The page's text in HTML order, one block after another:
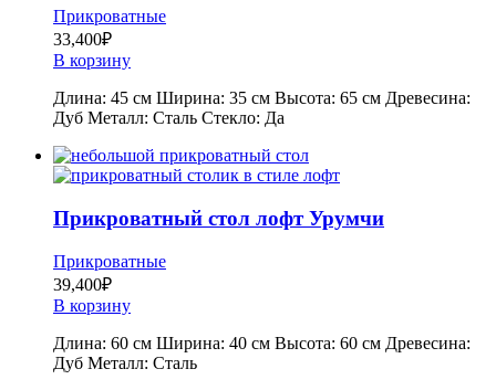
Прикроватные
33,400₽
В корзину
Длина: 45 см Ширина: 35 см Высота: 65 см Древесина:
Дуб Металл: Сталь Стекло: Да
Прикроватный стол лофт Урумчи
Прикроватные
39,400₽
В корзину
Длина: 60 см Ширина: 40 см Высота: 60 см Древесина:
Дуб Металл: Сталь